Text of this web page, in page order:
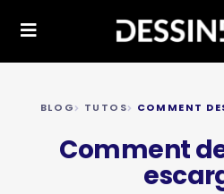
BLOG TUTOS COMMENT
Comment